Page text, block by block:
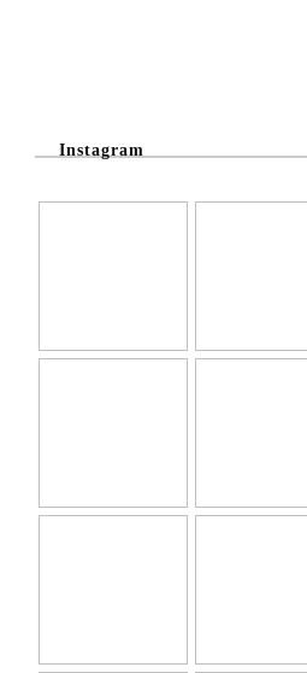
Instagram